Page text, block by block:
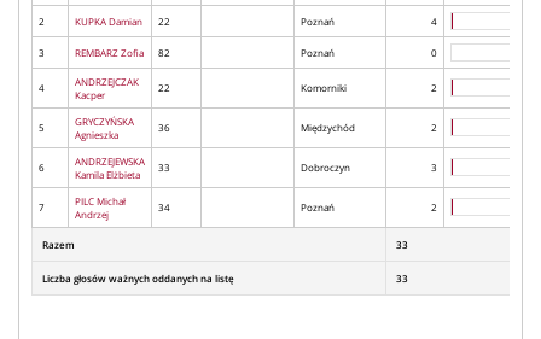
2 KUPKA Damian 22 Poznań 4
3 REMBARZ Zofia 82 Poznań 0
4
ANDRZEJCZAK
Kacper
22 Komorniki 2
5
GRYCZYŃSKA
Agnieszka
36 Międzychód 2
6
ANDRZEJEWSKA
Kamila Elżbieta
33 Dobroczyn 3
7
PILC Michał
Andrzej
34 Poznań 2
Razem 33
Liczba głosów ważnych oddanych na listę 33